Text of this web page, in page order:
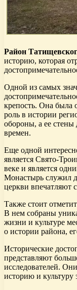
Район
историю, которая
Одной из самых
крепость. Она была
роль в истории
обороны, а ее
времен.
Еще одной
является Свято-
веке и является
Монастырь служил
церкви впечатляют
Также стоит
В нем собраны
жизни и культуре
о истории района,
Исторические
представляют
исследователей.
историю и культуру